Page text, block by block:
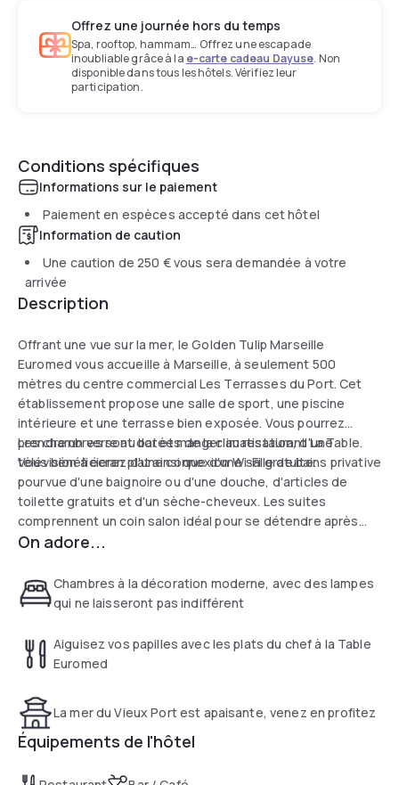
Offrez une journée hors du temps
Spa, rooftop, hammam… Offrez une escapade
inoubliable grâce à la e-carte cadeau Dayuse. Non
disponible dans tous les hôtels. Vérifiez leur
participation.
Conditions spécifiques
Informations sur le paiement
Paiement en espèces accepté dans cet hôtel
Information de caution
Une caution de250 €vous sera demandée à votre
arrivée
Description
Offrant une vue sur la mer, le Golden Tulip Marseille
Euromed vous accueille à Marseille, à seulement 500
mètres du centre commercial Les Terrasses du Port. Cet
établissement propose une salle de sport, une piscine
intérieure et une terrasse bien exposée. Vous pourrez
prendre un verre au bar et manger au restaurant La Table.
Vous bénéficierez d'une connexion Wi-Fi gratuite.
Les chambres sont dotées de la climatisation, d'une
télévision à écran plat ainsi que d'une salle de bains privative
pourvue d'une baignoire ou d'une douche, d'articles de
toilette gratuits et d'un sèche-cheveux. Les suites
comprennent un coin salon idéal pour se détendre après
une journée bien remplie. Les étages supérieurs et les
magnétique et sont ainsi sécurisés. La réception est
ouverte 24h/24. L'hôtel met également à votre disposition
On adore...
Chambres à la décoration moderne, avec des lampes
qui ne laisseront pas indifférent
Aiguisez vos papilles avec les plats du chef à la Table
Euromed
La mer du Vieux Port est apaisante, venez en profitez
Équipements de l'hôtel